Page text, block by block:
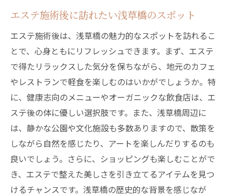
エステ施術後に訪れたい浅草橋のスポット
エステ施術後は、浅草橋の魅力的なスポットを訪れるこ
とで、心身ともにリフレッシュできます。まず、エステ
で得たリラックスした気分を保ちながら、地元のカフェ
やレストランで軽食を楽しむのはいかがでしょうか。特
に、健康志向のメニューやオーガニックな飲食店は、エ
ステ後の体に優しい選択肢です。また、浅草橋周辺に
は、静かな公園や文化施設も多数ありますので、散策を
しながら自然を感じたり、アートを楽しんだりするのも
良いでしょう。さらに、ショッピングも楽しむことがで
き、エステで整えた美しさを引き立てるアイテムを見つ
けるチャンスです。浅草橋の歴史的な背景を感じなが